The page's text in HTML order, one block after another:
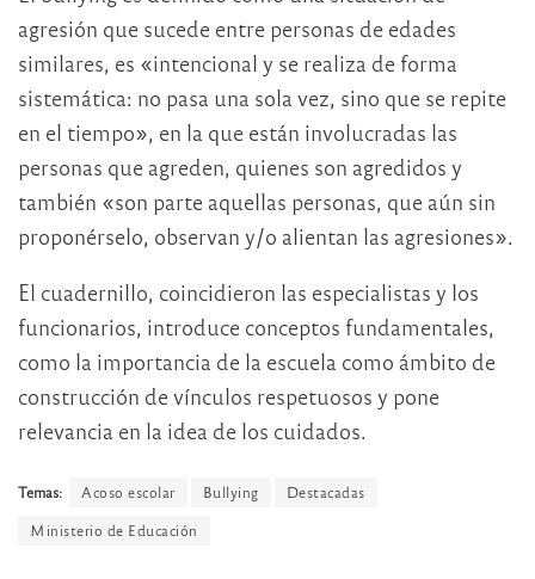
agresión que sucede entre personas de edades
similares, es «intencional y se realiza de forma
sistemática: no pasa una sola vez, sino que se repite
en el tiempo», en la que están involucradas las
personas que agreden, quienes son agredidos y
también «son parte aquellas personas, que aún sin
proponérselo, observan y/o alientan las agresiones».
El cuadernillo, coincidieron las especialistas y los
funcionarios, introduce conceptos fundamentales,
como la importancia de la escuela como ámbito de
construcción de vínculos respetuosos y pone
relevancia en la idea de los cuidados.
Temas: Acoso escolar Bullying
Destacadas
Ministerio de Educación